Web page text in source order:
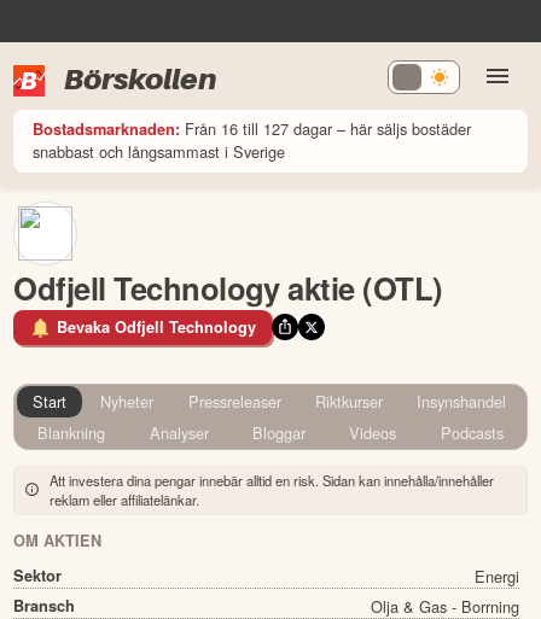
Börskollen
Bostadsmarknaden: Från 16 till 127 dagar – här säljs bostäder
snabbast och långsammast i Sverige
Odfjell Technology aktie (OTL)
Bevaka Odfjell Technology
Start Nyheter Pressreleaser Riktkurser
Insynshandel
Blankning
Analyser Bloggar Videos Podcasts
Att investera dina pengar innebär alltid en risk. Sidan kan innehålla/innehåller
reklam eller affiliatelänkar.
OM AKTIEN
Sektor
Energi
Bransch Olja & Gas - Borrning